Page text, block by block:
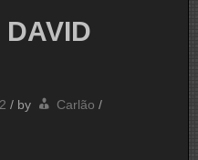
/ by Carlão /